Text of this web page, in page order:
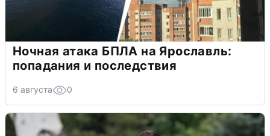
Ночная атака БПЛА на Ярославль:
попадания и последствия
6 августа 0